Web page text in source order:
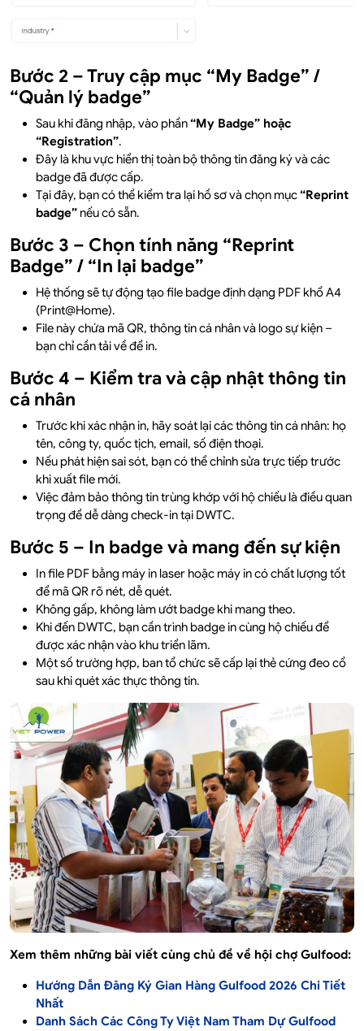
Bước 2 – Truy cập mục “My Badge” /
“Quản lý badge”
Sau khi đăng nhập, vào phần“My Badge” hoặc
“Registration”.
Đây là khu vực hiển thị toàn bộ thông tin đăng ký và các
badge đã được cấp.
Tại đây, bạn có thể kiểm tra lại hồ sơ và chọn mục“Reprint
badge” nếu có sẵn.
Bước 3 – Chọn tính năng “Reprint
Badge” / “In lại badge”
Hệ thống sẽ tự động tạo file badge định dạng PDF khổ A4
(Print@Home).
File này chứa mã QR, thông tin cá nhân và logo sự kiện –
bạn chỉ cần tải về để in.
Bước 4 – Kiểm tra và cập nhật thông tin
cá nhân
Trước khi xác nhận in, hãy soát lại các thông tin cá nhân: họ
tên, công ty, quốc tịch, email, số điện thoại.
Nếu phát hiện sai sót, bạn có thể chỉnh sửa trực tiếp trước
khi xuất file mới.
Việc đảm bảo thông tin trùng khớp với hộ chiếu là điều quan
trọng để dễ dàng check-in tại DWTC.
Bước 5 – In badge và mang đến sự kiện
In file PDF bằng máy in laser hoặc máy in có chất lượng tốt
để mã QR rõ nét, dễ quét.
Không gấp, không làm ướt badge khi mang theo.
Khi đến DWTC, bạn cần trình badge in cùng hộ chiếu để
được xác nhận vào khu triển lãm.
Một số trường hợp, ban tổ chức sẽ cấp lại thẻ cứng đeo cổ
sau khi quét xác thực thông tin.
Xem thêm những bài viết cùng chủ đề về hội chợ Gulfood:
Hướng Dẫn Đăng Ký Gian Hàng Gulfood 2026 Chi Tiết
Nhất
Danh Sách Các Công Ty Việt Nam Tham Dự Gulfood